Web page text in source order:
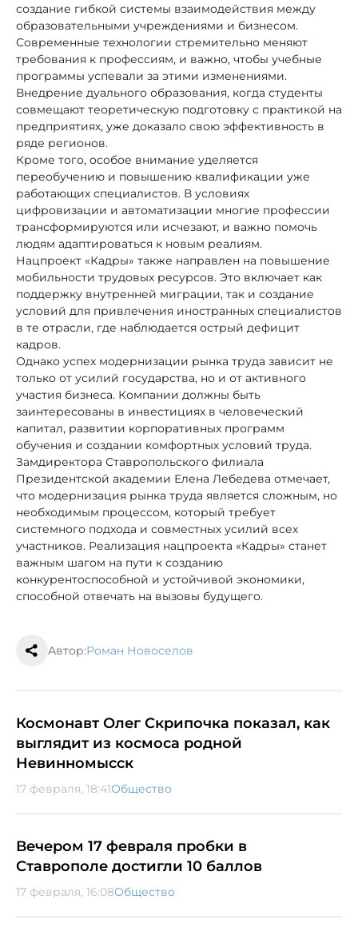
создание гибкой системы взаимодействия между
образовательными учреждениями и бизнесом.
Современные технологии стремительно меняют
требования к профессиям, и важно, чтобы учебные
программы успевали за этими изменениями.
Внедрение дуального образования, когда студенты
совмещают теоретическую подготовку с практикой на
предприятиях, уже доказало свою эффективность в
ряде регионов.
Кроме того, особое внимание уделяется
переобучению и повышению квалификации уже
работающих специалистов. В условиях
цифровизации и автоматизации многие профессии
трансформируются или исчезают, и важно помочь
людям адаптироваться к новым реалиям.
Нацпроект «Кадры» также направлен на повышение
мобильности трудовых ресурсов. Это включает как
поддержку внутренней миграции, так и создание
условий для привлечения иностранных специалистов
в те отрасли, где наблюдается острый дефицит
кадров.
Однако успех модернизации рынка труда зависит не
только от усилий государства, но и от активного
участия бизнеса. Компании должны быть
заинтересованы в инвестициях в человеческий
капитал, развитии корпоративных программ
обучения и создании комфортных условий труда.
Замдиректора Ставропольского филиала
Президентской академии Елена Лебедева отмечает,
что модернизация рынка труда является сложным, но
необходимым процессом, который требует
системного подхода и совместных усилий всех
участников. Реализация нацпроекта «Кадры» станет
важным шагом на пути к созданию
конкурентоспособной и устойчивой экономики,
способной отвечать на вызовы будущего.
Автор:Роман Новоселов
Космонавт Олег Скрипочка показал, как
выглядит из космоса родной
Невинномысск
17 февраля, 18:41Общество
Вечером 17 февраля пробки в
Ставрополе достигли 10 баллов
17 февраля, 16:08Общество